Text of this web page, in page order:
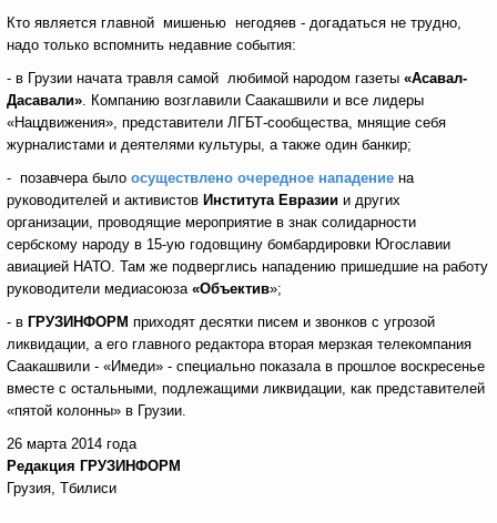
Кто является главной мишенью негодяев - догадаться не трудно,
надо только вспомнить недавние события:
- в Грузии начата травля самой любимой народом газеты «Асавал-
Дасавали». Компанию возглавили Саакашвили и все лидеры
«Нацдвижения», представители ЛГБТ-сообщества, мнящие себя
журналистами и деятелями культуры, а также один банкир;
- позавчера было осуществлено очередное нападение на
руководителей и активистов Института Евразии и других
организации, проводящие мероприятие в знак солидарности
сербскому народу в 15-ую годовщину бомбардировки Югославии
авиацией НАТО. Там же подверглись нападению пришедшие на работу
руководители медиасоюза «Объектив»;
- в ГРУЗИНФОРМ приходят десятки писем и звонков с угрозой
ликвидации, а его главного редактора вторая мерзкая телекомпания
Саакашвили - «Имеди» - специально показала в прошлое воскресенье
вместе с остальными, подлежащими ликвидации, как представителей
«пятой колонны» в Грузии.
26 марта 2014 года
Редакция ГРУЗИНФОРМ
Грузия, Тбилиси